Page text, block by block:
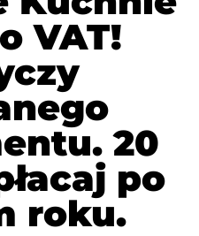
VAT!
20
po
roku.